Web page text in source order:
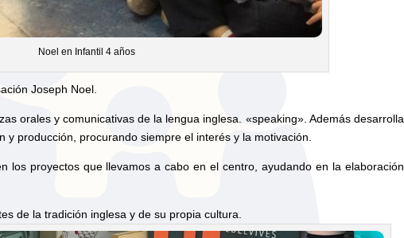
Noel en Infantil 4 años
Joseph Noel.
orales y comunicativas de la lengua inglesa. «speaking». Además desarrolla
producción, procurando siempre el interés y la motivación.
los proyectos que llevamos a cabo en el centro, ayudando en la elaboración
de la tradición inglesa y de su propia cultura.